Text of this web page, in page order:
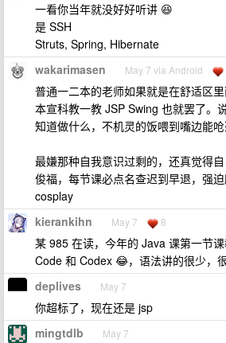
一看你当年就没好好听讲 😆
是 SSH
Struts, Spring, Hibernate
wakarimasen May 7 via Android
普通一二本的老师如果就是在舒适区
本宣科教一教 JSP Swing 也就罢了。
知道做什么，不机灵的饭喂到嘴边能呛
最嫌那种自我意识过剩的，还真觉得
俊福，每节课必点名查迟到早退，强
cosplay
kierankihn May 7 8
某 985 在读，今年的 Java 课第一节
Code 和 Codex 😂，语法讲的很少，
deplives May 7
你超标了，现在还是 jsp
mingtdlb May 7